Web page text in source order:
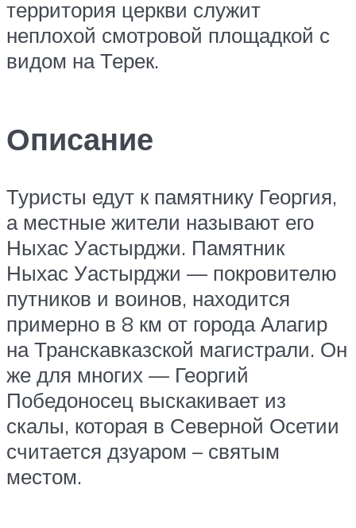
территория церкви служит
неплохой смотровой площадкой с
видом на Терек.
Описание
Туристы едут к памятнику Георгия,
а местные жители называют его
Ныхас Уастырджи. Памятник
Ныхас Уастырджи — покровителю
путников и воинов, находится
примерно в 8 км от города Алагир
на Транскавказской магистрали. Он
же для многих — Георгий
Победоносец выскакивает из
скалы, которая в Северной Осетии
считается дзуаром – святым
местом.